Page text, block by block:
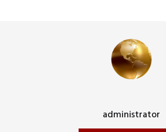
administrator